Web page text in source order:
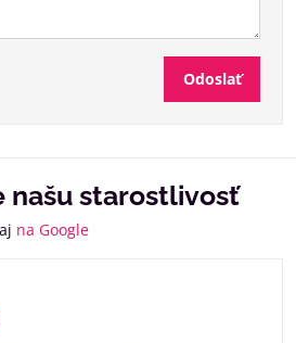
Odoslať
našu starostlivosť
na Google